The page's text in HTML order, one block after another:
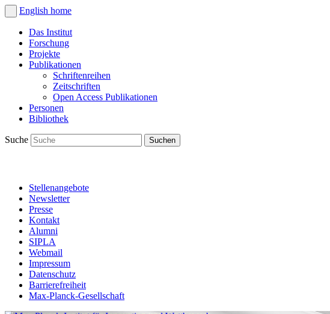
English home
Das Institut
Forschung
Projekte
Publikationen
Schriftenreihen
Zeitschriften
Open Access Publikationen
Personen
Bibliothek
Suche
Stellenangebote
Newsletter
Presse
Kontakt
Alumni
SIPLA
Webmail
Impressum
Datenschutz
Barrierefreiheit
Max-Planck-Gesellschaft